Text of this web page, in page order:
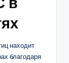
находит
благодаря